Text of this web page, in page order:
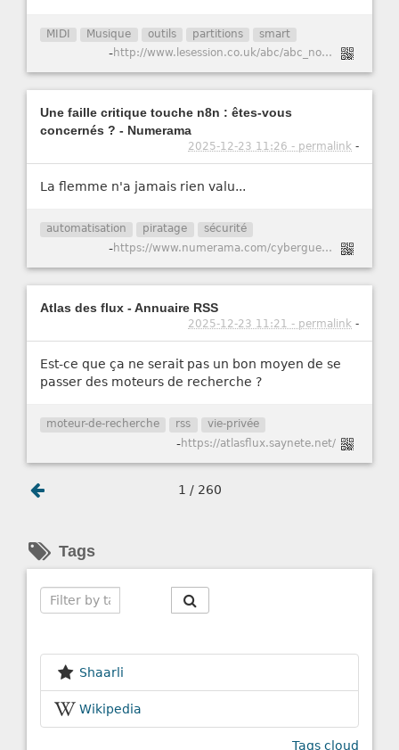
MIDI Musique outils partitions smart
- http://www.lesession.co.uk/abc/abc_notation.htm
Une faille critique touche n8n : êtes-vous
concernés ? - Numerama
2025-12-23 11:26 - permalink -
La flemme n'a jamais rien valu...
automatisation piratage sécurité
- https://www.numerama.com/cyberguerre/2147741-une-faille-critique-touche-n8n-etes-vous-concernes.html
Atlas des flux - Annuaire RSS
2025-12-23 11:21 - permalink -
Est-ce que ça ne serait pas un bon moyen de se
passer des moteurs de recherche ?
moteur-de-recherche rss vie-privée
-https://atlasflux.saynete.net/
1 / 260
Tags
Shaarli
Wikipedia
Tags cloud